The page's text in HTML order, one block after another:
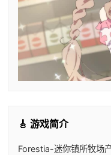
🎸 游戏简介
Forestia-迷你镇所牧场